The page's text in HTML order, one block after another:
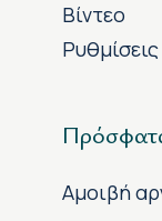
Βίντεο
Αμοιβή